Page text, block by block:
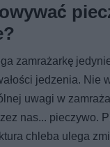
zamrażarkę
jedzenia. Nie
uwagi w
nas... pieczywo.
chleba ulega